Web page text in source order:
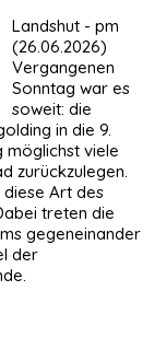
Landshut - pm
(26.06.2026)
Vergangenen
Sonntag war es
soweit: die
in die 9.
möglichst viele
zurückzulegen.
Art des
treten die
gegeneinander
der